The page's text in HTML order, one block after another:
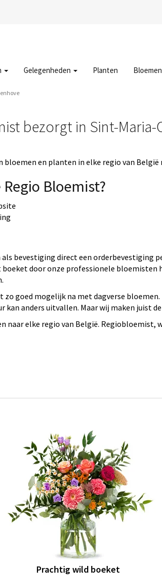
Gelegenheden Planten
bezorgt in Sint-
en planten in elke regio van
Bloemist?
bevestiging direct een orderbevestiging
door onze professionele bloemisten
goed mogelijk na met dagverse
kan anders uitvallen. Maar wij maken juist
naar elke regio van België. Regiobloemist,
Prachtig wild boeket